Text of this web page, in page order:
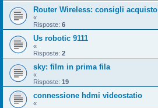
Router Wireless: consigli acquisto
«
Risposte: 6
Us robotic 9111
«
Risposte: 2
sky: film in prima fila
«
Risposte: 19
connessione hdmi videostatio
«